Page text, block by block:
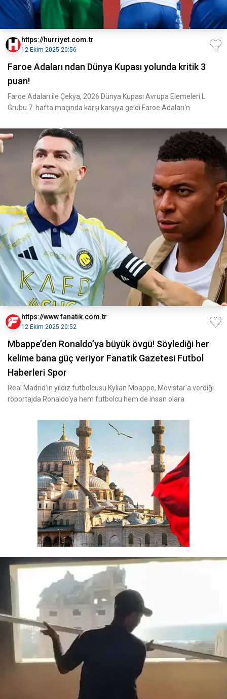
https://hurriyet.com.tr
12 Ekim 2025 20:56
Faroe Adaları ndan Dünya Kupası yolunda kritik 3
puan!
Faroe Adaları ile Çekya, 2026 Dünya Kupası Avrupa Elemeleri L
Grubu 7. hafta maçında karşı karşıya geldi.Faroe Adaları'n
https://www.fanatik.com.tr
12 Ekim 2025 20:52
Mbappe’den Ronaldo’ya büyük övgü! Söylediği her
kelime bana güç veriyor Fanatik Gazetesi Futbol
Haberleri Spor
Real Madrid'in yıldız futbolcusu Kylian Mbappe, Movistar'a verdiği
röportajda Ronaldo'ya hem futbolcu hem de insan olara